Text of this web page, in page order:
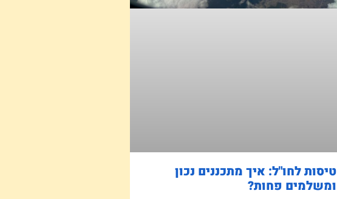
טיסות לחו"ל: איך מתכננים נכון
ומשלמים פחות?